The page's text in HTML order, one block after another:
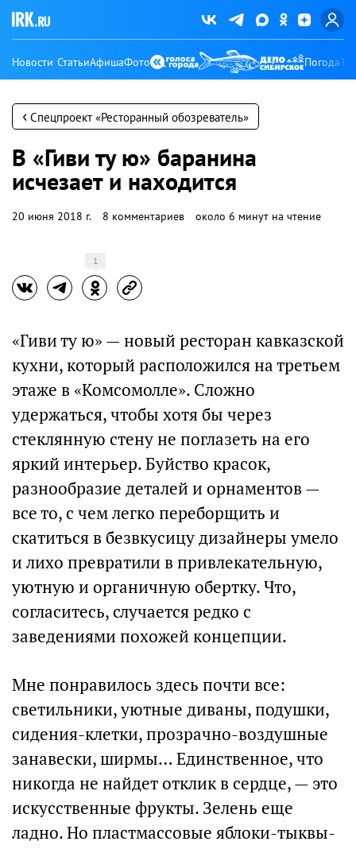
Новости СтатьиАфишаФото Погода
‹ Спецпроект «Ресторанный обозреватель»
В «Гиви ту ю» баранина
исчезает и находится
20 июня 2018 г. 8 комментариев около 6 минут на чтение
1
«Гиви ту ю» — новый ресторан кавказской
кухни, который расположился на третьем
этаже в «Комсомолле». Сложно
удержаться, чтобы хотя бы через
стеклянную стену не поглазеть на его
яркий интерьер. Буйство красок,
разнообразие деталей и орнаментов —
все то, с чем легко переборщить и
скатиться в безвкусицу дизайнеры умело
и лихо превратили в привлекательную,
уютную и органичную обертку. Что,
согласитесь, случается редко с
заведениями похожей концепции.
Мне понравилось здесь почти все:
светильники, уютные диваны, подушки,
сидения-клетки, прозрачно-воздушные
занавески, ширмы… Единственное, что
никогда не найдет отклик в сердце, — это
искусственные фрукты. Зелень еще
ладно. Но пластмассовые яблоки-тыквы-